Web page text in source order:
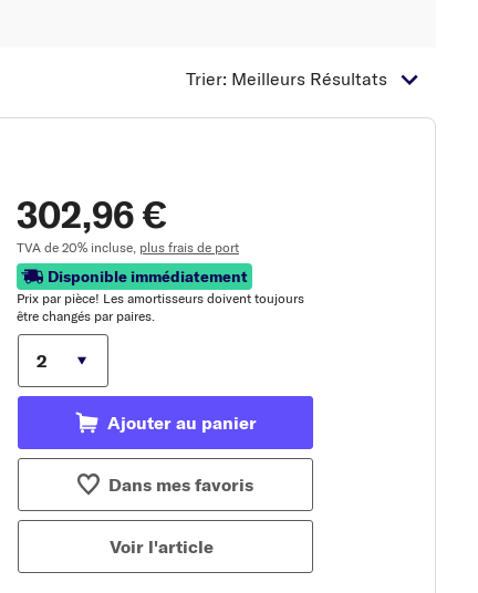
Trier: Meilleurs Résultats
302,96 €
TVA de 20% incluse, plus frais de port
Disponible immédiatement
Prix ​​par pièce! Les amortisseurs doivent toujours
être changés par paires.
Ajouter au panier
Dans mes favoris
Voir l'article